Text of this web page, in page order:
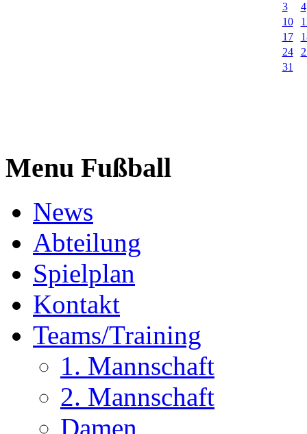
3
4
10
17
24
31
Menu Fußball
News
Abteilung
Spielplan
Kontakt
Teams/Training
1. Mannschaft
2. Mannschaft
Damen